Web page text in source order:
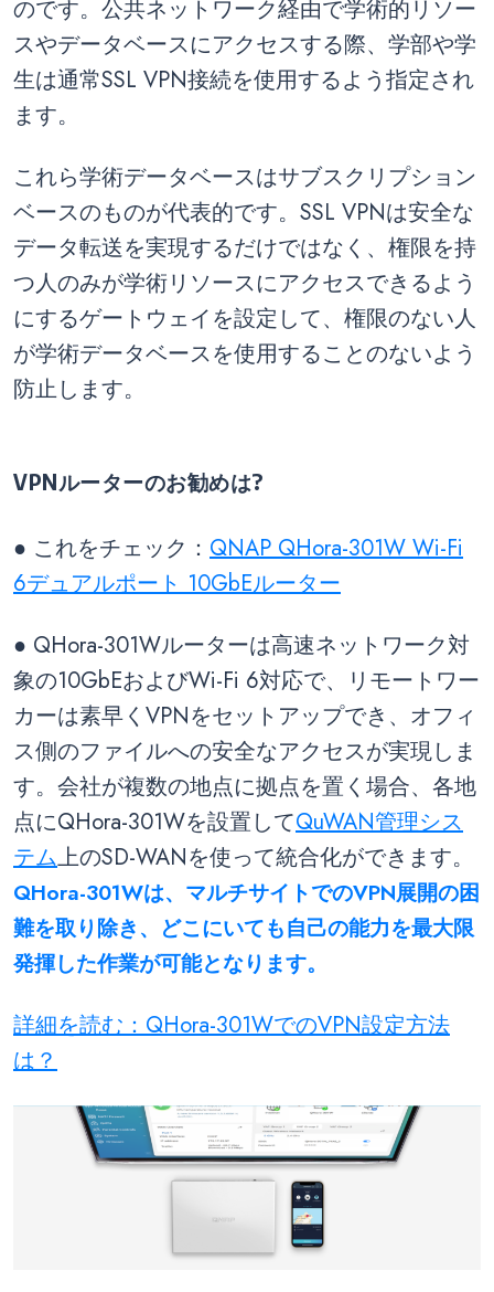
のです。公共ネットワーク経由で学術的リソー
スやデータベースにアクセスする際、学部や学
生は通常SSL VPN接続を使用するよう指定され
ます。
これら学術データベースはサブスクリプション
ベースのものが代表的です。SSL VPNは安全な
データ転送を実現するだけではなく、権限を持
つ人のみが学術リソースにアクセスできるよう
にするゲートウェイを設定して、権限のない人
が学術データベースを使用することのないよう
防止します。
VPNルーターのお勧めは?
● これをチェック： QNAP QHora-301W Wi-Fi
6デュアルポート 10GbEルーター
● QHora-301Wルーターは高速ネットワーク対
象の10GbEおよびWi-Fi 6対応で、リモートワー
カーは素早くVPNをセットアップでき、オフィ
ス側のファイルへの安全なアクセスが実現しま
す。会社が複数の地点に拠点を置く場合、各地
点にQHora-301Wを設置してQuWAN管理シス
テム上のSD-WANを使って統合化ができます。
QHora-301Wは、マルチサイトでのVPN展開の困
難を取り除き、どこにいても自己の能力を最大限
発揮した作業が可能となります。
詳細を読む：QHora-301WでのVPN設定方法
は？